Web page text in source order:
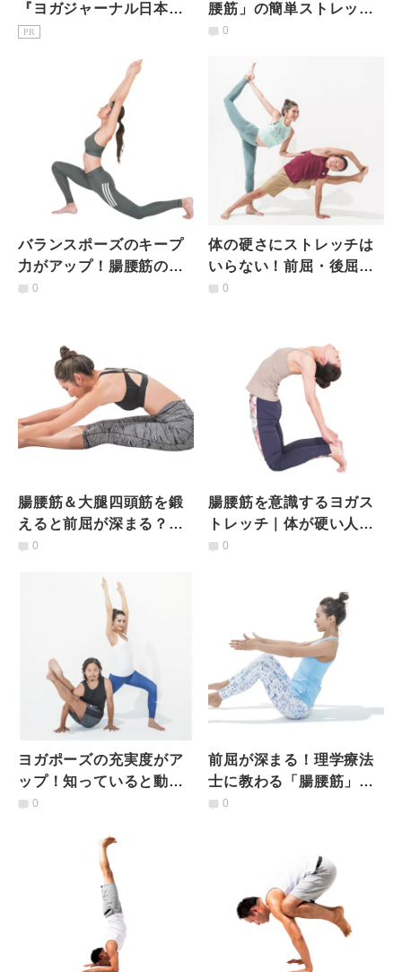
『ヨガジャーナル日本
版』予約購読のご案内
PR
腰筋」の簡単ストレッチ
法｜開脚ヨガポーズも上
0
バランスポーズのキープ
力がアップ！腸腰筋の力
が目覚める3つのポーズ
0
体の硬さにストレッチは
いらない！前屈・後屈が
ラクになる「ヨガ前筋ト
0
腸腰筋＆大腿四頭筋を鍛
えると前屈が深まる？理
学療法士が提唱するヨガ
0
腸腰筋を意識するヨガス
トレッチ｜体が硬い人
が"体を反らす"をラクに
0
ヨガポーズの充実度がア
ップ！知っていると動き
が変わる「5つの筋肉」と
0
前屈が深まる！理学療法
士に教わる「腸腰筋」を
鍛えるヨガワーク2つ
0